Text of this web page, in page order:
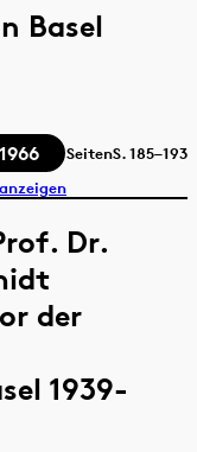
Basel
1966 SeitenS.185–193
Dr.
der
1939-